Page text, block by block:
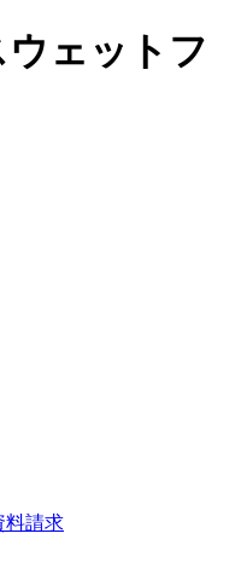
ェットフ
料請求